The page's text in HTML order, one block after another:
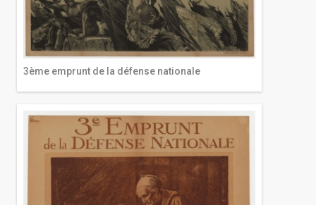
3ème emprunt de la défense nationale